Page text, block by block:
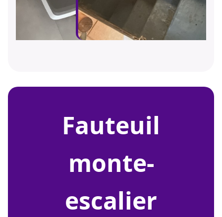
fauteuil
monte-
escalier